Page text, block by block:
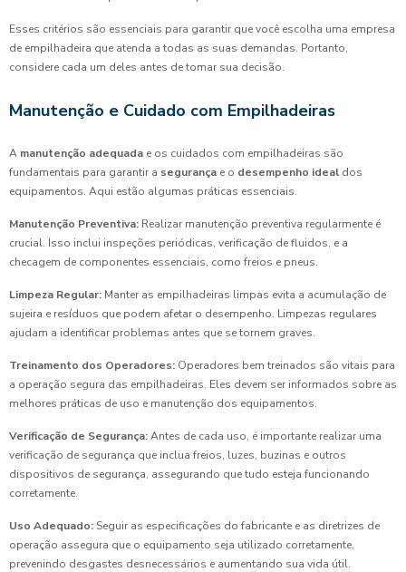
Esses critérios são essenciais para garantir que você escolha uma empresa
de empilhadeira que atenda a todas as suas demandas. Portanto,
considere cada um deles antes de tomar sua decisão.
Manutenção e Cuidado com Empilhadeiras
A manutenção adequada e os cuidados com empilhadeiras são
fundamentais para garantir a segurança e o desempenho ideal dos
equipamentos. Aqui estão algumas práticas essenciais.
Manutenção Preventiva: Realizar manutenção preventiva regularmente é
crucial. Isso inclui inspeções periódicas, verificação de fluidos, e a
checagem de componentes essenciais, como freios e pneus.
Limpeza Regular: Manter as empilhadeiras limpas evita a acumulação de
sujeira e resíduos que podem afetar o desempenho. Limpezas regulares
ajudam a identificar problemas antes que se tornem graves.
Treinamento dos Operadores: Operadores bem treinados são vitais para
a operação segura das empilhadeiras. Eles devem ser informados sobre as
melhores práticas de uso e manutenção dos equipamentos.
Verificação de Segurança:Antes de cada uso, é importante realizar uma
verificação de segurança que inclua freios, luzes, buzinas e outros
dispositivos de segurança, assegurando que tudo esteja funcionando
corretamente.
Uso Adequado: Seguir as especificações do fabricante e as diretrizes de
operação assegura que o equipamento seja utilizado corretamente,
prevenindo desgastes desnecessários e aumentando sua vida útil.